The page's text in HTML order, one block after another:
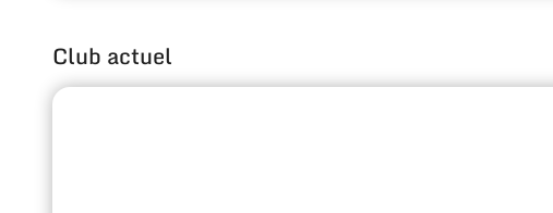
Club actuel